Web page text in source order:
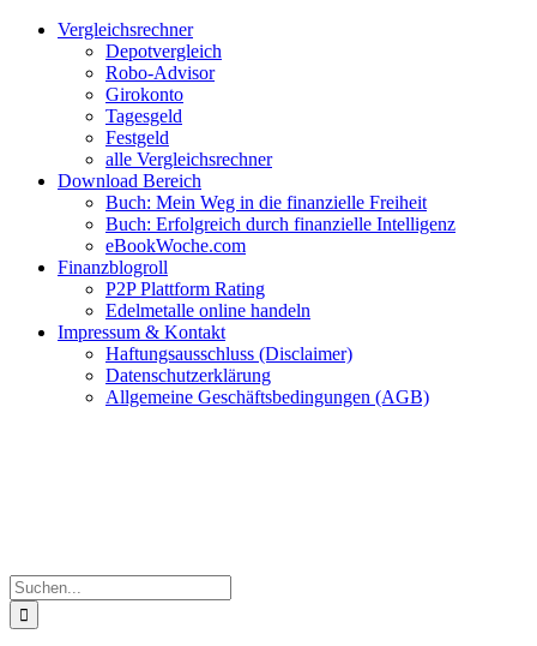
Zum
Facebook
Twitter
Instagram
Pinterest
YouTubeVergleichsrechner
Depotvergleich
Robo-Advisor
Girokonto
Tagesgeld
Festgeld
alle Vergleichsrechner
Download Bereich
Buch: Mein Weg in die finanzielle Freiheit
Buch: Erfolgreich durch finanzielle Intelligenz
eBookWoche.com
Finanzblogroll
P2P Plattform Rating
Edelmetalle online handeln
Impressum & Kontakt
Haftungsausschluss (Disclaimer)
Datenschutzerklärung
Allgemeine Geschäftsbedingungen (AGB)
Suche
nach: